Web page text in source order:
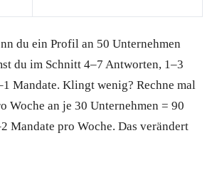
du ein Profil an 50 Unternehmen
du im Schnitt 4–7 Antworten, 1–3
Mandate. Klingt wenig? Rechne mal
Woche an je 30 Unternehmen = 90
Mandate pro Woche. Das verändert